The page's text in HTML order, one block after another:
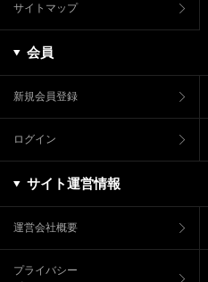
サイトマップ
会員
新規会員登録
ログイン
サイト運営情報
運営会社概要
プライバシー